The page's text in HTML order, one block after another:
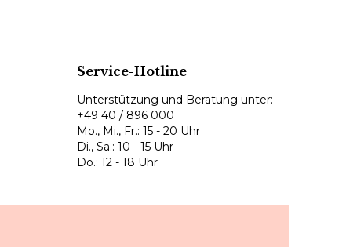
Service-Hotline
Unterstützung und Beratung unter:
+49 40 / 896 000
Mo., Mi., Fr.: 15 - 20 Uhr
Di., Sa.: 10 - 15 Uhr
Do.: 12 - 18 Uhr